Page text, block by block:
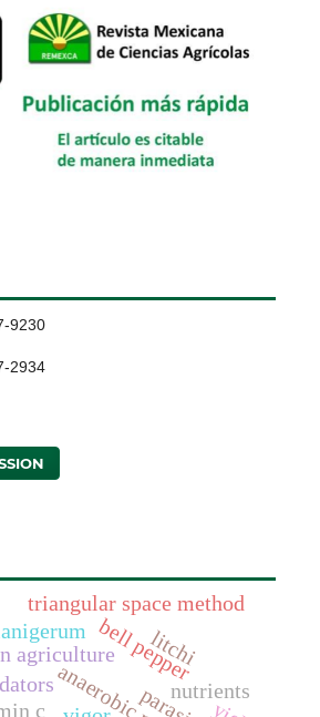
9230
2934
c
agriculturebell pepper
triangular space method
litchi
nutrients